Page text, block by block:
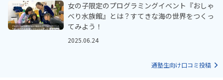
女の子限定のプログラミングイベント『おしゃ
べり水族館』とは？すてきな海の世界をつくっ
てみよう！
2025.06.24
通塾生向け口コミ投稿